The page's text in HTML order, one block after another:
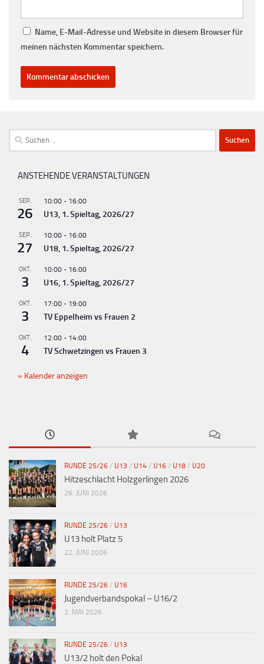
Name, E-Mail-Adresse und Website in diesem Browser für
meinen nächsten Kommentar speichern.
Suchen
nach:
ANSTEHENDE VERANSTALTUNGEN
SEP.
26
10:00 - 16:00
U13, 1. Spieltag, 2026/27
SEP.
27
10:00 - 16:00
U18, 1. Spieltag, 2026/27
OKT.
3
10:00 - 16:00
U16, 1. Spieltag, 2026/27
OKT.
3
17:00 - 19:00
TV Eppelheim vs Frauen 2
OKT.
4
12:00 - 14:00
TV Schwetzingen vs Frauen 3
Kalender anzeigen
RUNDE 25/26 / U13 / U14 / U16 / U18 / U20
Hitzeschlacht Holzgerlingen 2026
26. JUNI 2026
RUNDE 25/26 / U13
U13 holt Platz 5
22. JUNI 2026
RUNDE 25/26 / U16
Jugendverbandspokal – U16/2
2. MAI 2026
RUNDE 25/26 / U13
U13/2 holt den Pokal